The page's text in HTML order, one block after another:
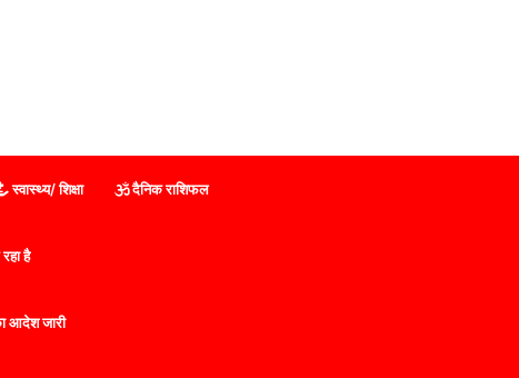
स्वास्थ्य/ शिक्षा दैनिक राशिफल
है
आदेश जारी